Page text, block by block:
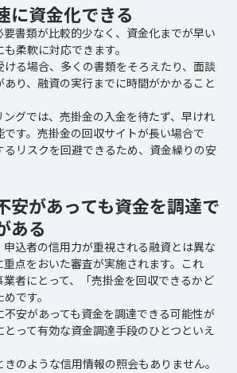
に資金化できる
要書類が比較的少なく、資金化までが早い
柔軟に対応できます。
る場合、多くの書類をそろえたり、面談
り、融資の実行までに時間がかかること
グでは、売掛金の入金を待たず、早けれ
す。売掛金の回収サイトが長い場合で
るリスクを回避できるため、資金繰りの安
安があっても資金を調達で
ある
申込者の信用力が重視される融資とは異な
重点をおいた審査が実施されます。これ
者にとって、「売掛金を回収できるかど
です。
安があっても資金を調達できる可能性が
って有効な資金調達手段のひとつといえ
のような信用情報の照会もありません。